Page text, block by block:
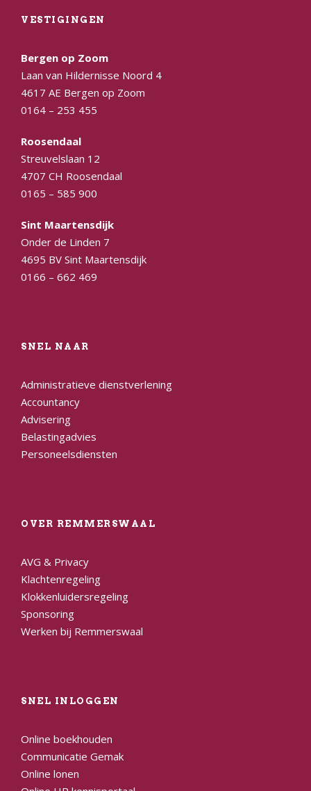
VESTIGINGEN
Bergen op Zoom
Laan van Hildernisse Noord 4
4617 AE Bergen op Zoom
0164 – 253 455
Roosendaal
Streuvelslaan 12
4707 CH Roosendaal
0165 – 585 900
Sint Maartensdijk
Onder de Linden 7
4695 BV Sint Maartensdijk
0166 – 662 469
SNEL NAAR
Administratieve dienstverlening
Accountancy
Advisering
Belastingadvies
Personeelsdiensten
OVER REMMERSWAAL
AVG & Privacy
Klachtenregeling
Klokkenluidersregeling
Sponsoring
Werken bij Remmerswaal
SNEL INLOGGEN
Online boekhouden
Communicatie Gemak
Online lonen